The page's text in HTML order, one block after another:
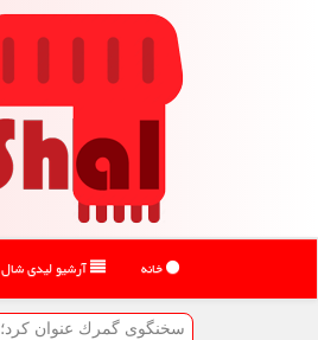
خانه آرشیو لیدی شال
سخنگوی گمرك عنوان كرد؛